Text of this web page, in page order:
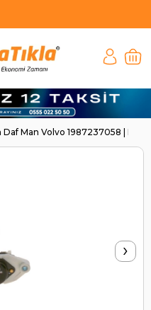
Man Volvo 1987237058 |
›